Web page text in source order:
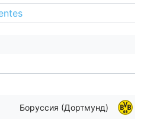
Боруссия (Дортмунд)